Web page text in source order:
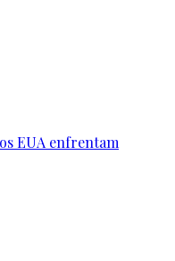
EUA enfrentam